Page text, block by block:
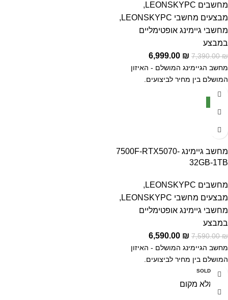
מחשבים LEONSKYPC
,
מבצעים מחשבי LEONSKYPC
,
מחשבי גיימינג אופטימליים
במבצע
7,390.00₪
6,999.00 ₪
מחשב הגיימינג המושלם - האיזון
המושלם בין מחיר לביצועים.
-13%
מחשב גיימינג 7500F-RTX5070-
32GB-1TB
מחשבים LEONSKYPC
,
מבצעים מחשבי LEONSKYPC
,
מחשבי גיימינג אופטימליים
במבצע
7,590.00₪
6,590.00 ₪
מחשב הגיימינג המושלם - האיזון
המושלם בין מחיר לביצועים.
SOLD OUT